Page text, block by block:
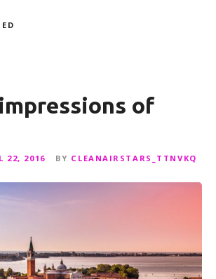
of
22, 2016 BY CLEANAIRSTARS_TTNVKQ